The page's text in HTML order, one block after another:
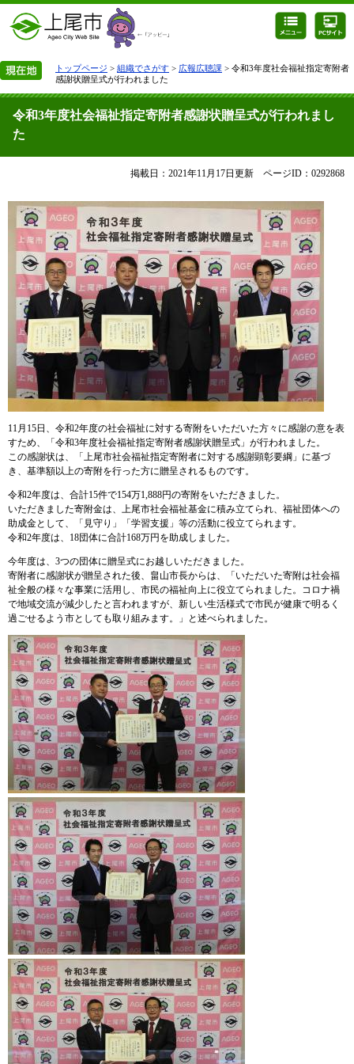
トップページ > 組織でさがす > 広報広聴課 > 令和3年度社会福祉指定寄附者
感謝状贈呈式が行われました
令和3年度社会福祉指定寄附者感謝状贈呈式が行われまし
た
掲載日：2021年11月17日更新 ページID：0292868
11月15日、令和2年度の社会福祉に対する寄附をいただいた方々に感謝の意を表
すため、「令和3年度社会福祉指定寄附者感謝状贈呈式」が行われました。
この感謝状は、「上尾市社会福祉指定寄附者に対する感謝顕彰要綱」に基づ
き、基準額以上の寄附を行った方に贈呈されるものです。
令和2年度は、合計15件で154万1,888円の寄附をいただきました。
いただきました寄附金は、上尾市社会福祉基金に積み立てられ、福祉団体への
助成金として、「見守り」「学習支援」等の活動に役立てられます。
令和2年度は、18団体に合計168万円を助成しました。
今年度は、3つの団体に贈呈式にお越しいただきました。
寄附者に感謝状が贈呈された後、畠山市長からは、「いただいた寄附は社会福
祉全般の様々な事業に活用し、市民の福祉向上に役立てられました。コロナ禍
で地域交流が減少したと言われますが、新しい生活様式で市民が健康で明るく
過ごせるよう市としても取り組みます。」と述べられました。